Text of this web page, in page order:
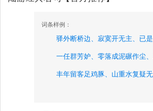
词条样例：
驿外断桥边、 寂寞开无主、 已
一任群芳妒、 零落成泥碾作尘、
丰年留客足鸡豚、 山重水复疑无